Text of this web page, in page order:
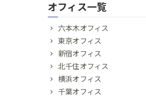
オフィス一覧
六本木オフィス
東京オフィス
新宿オフィス
北千住オフィス
横浜オフィス
千葉オフィス